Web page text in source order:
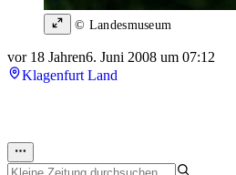
© Landesmuseum
vor 18 Jahren6. Juni 2008 um 07:12
Klagenfurt Land